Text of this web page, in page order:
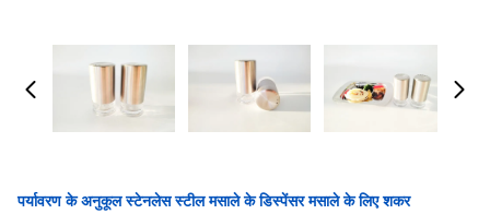
पर्यावरण के अनुकूल स्टेनलेस स्टील मसाले के डिस्पेंसर मसाले के लिए शकर